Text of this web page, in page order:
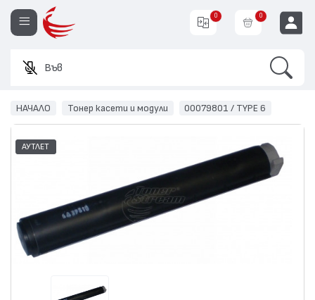
Въведете
0 0
НАЧАЛО Тонер касети и модули 00079801 / TYPE 6
АУТЛЕТ